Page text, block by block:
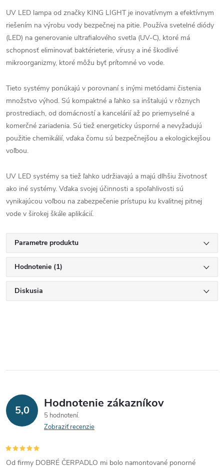
UV LED lampa od značky KING LIGHT je inovatívnym a efektívnym
riešením na výrobu vody bezpečnej na pitie. Používa svetelné diódy
(LED) na generovanie ultrafialového svetla (UV-C), ktoré má
schopnosť eliminovať baktérieterie, vírusy a iné škodlivé
mikroorganizmy, ktoré môžu byť prítomné vo vode.
Tieto systémy ponúkajú v porovnaní s inými metódami čistenia
množstvo výhod. Sú kompaktné a ľahko sa inštalujú v rôznych
prostrediach, od domácností a kancelárií až po priemyselné a
komerčné zariadenia. Sú tiež energeticky úsporné a nevyžadujú
použitie chemikálií, vďaka čomu sú bezpečnejšou a ekologickejšou
voľbou.
UV LED systémy sa tiež ľahko udržiavajú a majú dlhšiu životnosť
ako iné systémy. Vďaka svojej účinnosti a spoľahlivosti sú
vynikajúcou voľbou na zabezpečenie prístupu ku kvalitnej pitnej
vode v širokej škále aplikácií.
Parametre produktu
Hodnotenie (1)
Diskusia
5,0 Hodnotenie zákazníkov
5 hodnotení
Zobraziť recenzie
Od firmy DOBRÉ ČERPADLO mi bolo namontované ponorné